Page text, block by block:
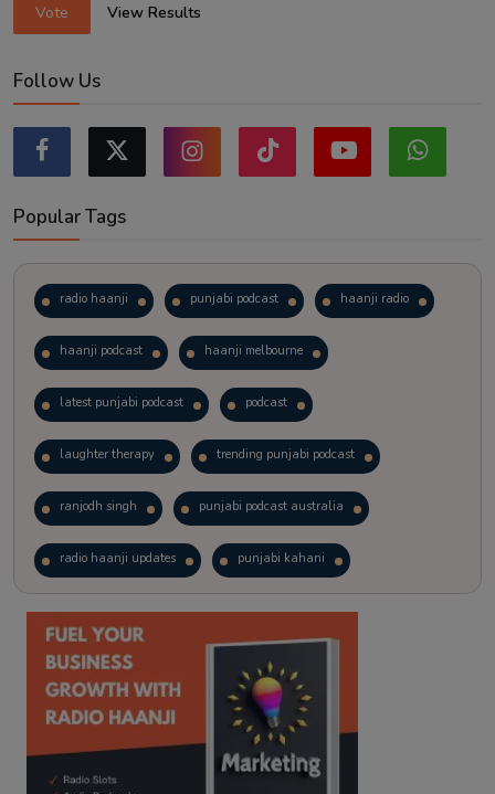
Vote View Results
Follow Us
Popular Tags
radio haanji punjabi podcast haanji radio
haanji podcast haanji melbourne
latest punjabi podcast podcast
laughter therapy trending punjabi podcast
ranjodh singh punjabi podcast australia
radio haanji updates punjabi kahani
kitaab kahani punjabi story